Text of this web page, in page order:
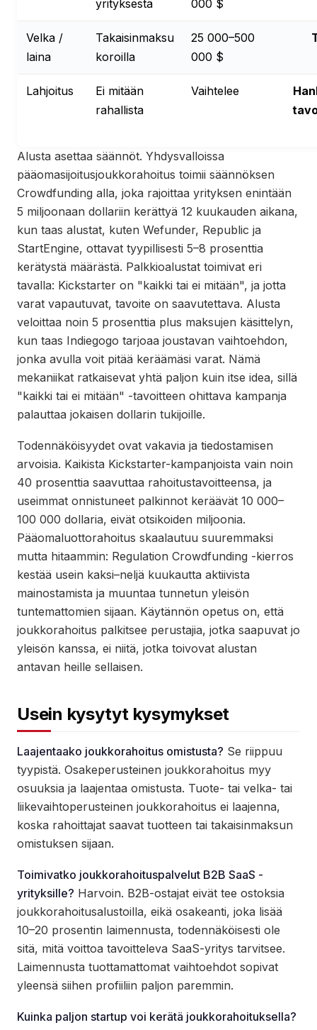
yrityksestä 000 $
Velka /
laina
Takaisinmaksu
koroilla
25 000–500
000 $
Lahjoitus
Ei mitään
rahallista
Vaihtelee
Alusta asettaa säännöt. Yhdysvalloissa
pääomasijoitusjoukkorahoitus toimii säännöksen
Crowdfunding alla, joka rajoittaa yrityksen enintään
5 miljoonaan dollariin kerättyä 12 kuukauden aikana,
kun taas alustat, kuten Wefunder, Republic ja
StartEngine, ottavat tyypillisesti 5–8 prosenttia
kerätystä määrästä. Palkkioalustat toimivat eri
tavalla: Kickstarter on "kaikki tai ei mitään", ja jotta
varat vapautuvat, tavoite on saavutettava. Alusta
veloittaa noin 5 prosenttia plus maksujen käsittelyn,
kun taas Indiegogo tarjoaa joustavan vaihtoehdon,
jonka avulla voit pitää keräämäsi varat. Nämä
mekaniikat ratkaisevat yhtä paljon kuin itse idea, sillä
"kaikki tai ei mitään" -tavoitteen ohittava kampanja
palauttaa jokaisen dollarin tukijoille.
Todennäköisyydet ovat vakavia ja tiedostamisen
arvoisia. Kaikista Kickstarter-kampanjoista vain noin
40 prosenttia saavuttaa rahoitustavoitteensa, ja
useimmat onnistuneet palkinnot keräävät 10 000–
100 000 dollaria, eivät otsikoiden miljoonia.
Pääomaluottorahoitus skaalautuu suuremmaksi
mutta hitaammin: Regulation Crowdfunding -kierros
kestää usein kaksi–neljä kuukautta aktiivista
mainostamista ja muuntaa tunnetun yleisön
tuntemattomien sijaan. Käytännön opetus on, että
joukkorahoitus palkitsee perustajia, jotka saapuvat jo
yleisön kanssa, ei niitä, jotka toivovat alustan
antavan heille sellaisen.
Usein kysytyt kysymykset
Laajentaako joukkorahoitus omistusta? Se riippuu
tyypistä. Osakeperusteinen joukkorahoitus myy
osuuksia ja laajentaa omistusta. Tuote- tai velka- tai
liikevaihtoperusteinen joukkorahoitus ei laajenna,
koska rahoittajat saavat tuotteen tai takaisinmaksun
omistuksen sijaan.
Toimivatko joukkorahoituspalvelut B2B SaaS -
yrityksille? Harvoin. B2B-ostajat eivät tee ostoksia
joukkorahoitusalustoilla, eikä osakeanti, joka lisää
10–20 prosentin laimennusta, todennäköisesti ole
sitä, mitä voittoa tavoitteleva SaaS-yritys tarvitsee.
Laimennusta tuottamattomat vaihtoehdot sopivat
yleensä siihen profiiliin paljon paremmin.
Kuinka paljon startup voi kerätä joukkorahoituksella?